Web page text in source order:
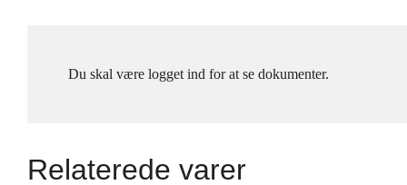
Du skal være logget ind for at se dokumenter.
Relaterede varer